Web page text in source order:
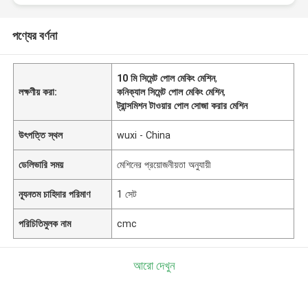
পণ্যের বর্ণনা
লক্ষণীয় করা:
10 মি সিমেন্ট পোল মেকিং মেশিন,
কনিক্যাল সিমেন্ট পোল মেকিং মেশিন,
ট্রান্সমিশন টাওয়ার পোল সোজা করার মেশিন
উৎপত্তি স্থল wuxi - China
ডেলিভারি সময় মেশিনের প্রয়োজনীয়তা অনুযায়ী
ন্যূনতম চাহিদার পরিমাণ 1 সেট
পরিচিতিমুলক নাম cmc
আরো দেখুন